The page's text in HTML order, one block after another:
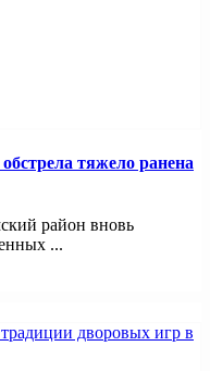
тяжело ранена
район вновь
...